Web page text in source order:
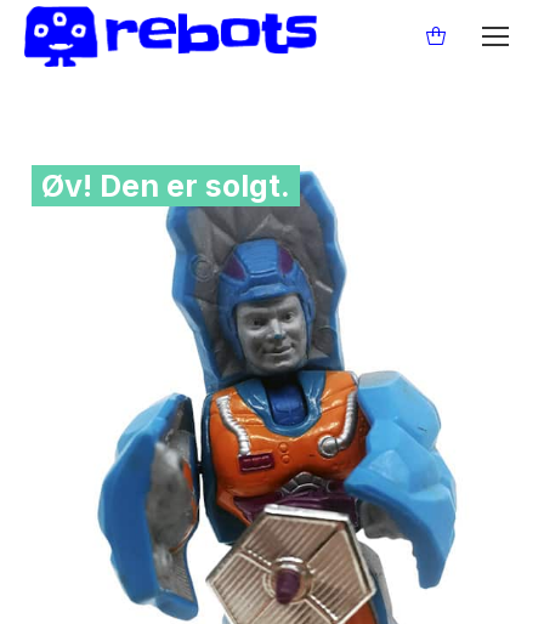
Øv! Den er solgt.